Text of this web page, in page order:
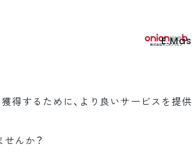
得するために、より良いサービスを提
んか？